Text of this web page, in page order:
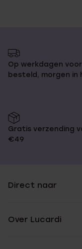
Op werkdagen voor
besteld, morgen in
Gratis verzending
€49
Direct naar
Over Lucardi